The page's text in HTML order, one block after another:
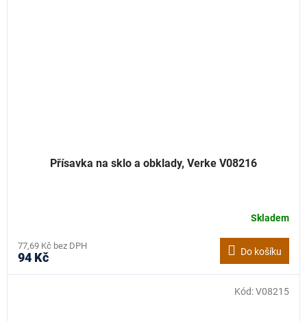
Přísavka na sklo a obklady, Verke V08216
Skladem
77,69 Kč bez DPH
94 Kč Do košíku
Kód:V08215